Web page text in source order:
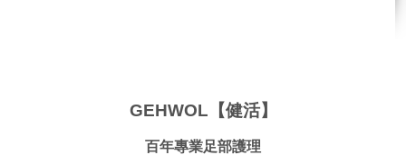
GEHWOL【健活】
百年專業足部護理